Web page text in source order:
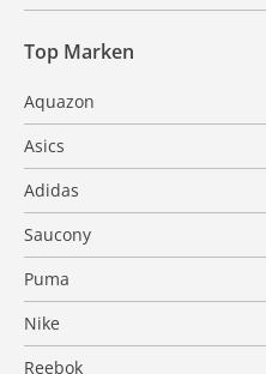
Top Marken
Aquazon
Asics
Adidas
Saucony
Puma
Nike
Reebok